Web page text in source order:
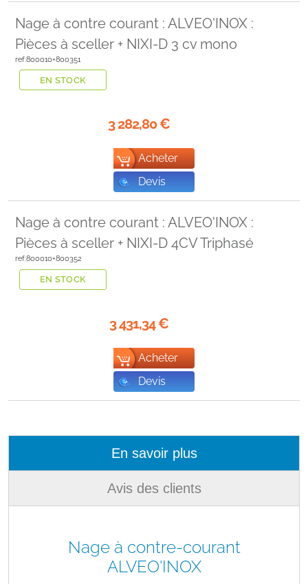
Nage à contre courant : ALVEO'INOX :
Pièces à sceller + NIXI-D 3 cv mono
ref:800010+800351
EN STOCK
3 282,80€
Acheter
Devis
Nage à contre courant : ALVEO'INOX :
Pièces à sceller + NIXI-D 4CV Triphasé
ref:800010+800352
EN STOCK
3 431,34€
Acheter
Devis
En savoir plus
Avis des clients
Nage à contre-courant
ALVEO'INOX